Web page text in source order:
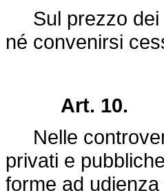
Sul prezzo dei
né convenirsi
Art. 10.
Nelle
privati e
forme ad udienza